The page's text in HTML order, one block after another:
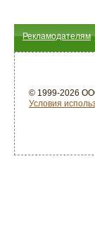
Рекламодателям
© 1999-2026
Условия